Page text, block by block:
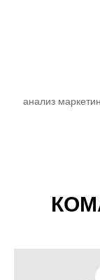
анализ